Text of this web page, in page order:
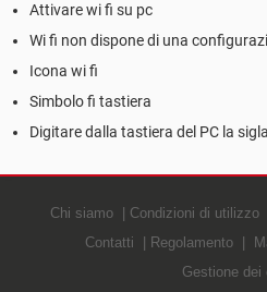
Attivare wi fi su pc
Wi fi non dispone di una
Icona wi fi
Simbolo fi tastiera
Digitare dalla tastiera del PC la
Chi siamo Condizioni di utilizzo
Contatti
Regolamento
Gestione dei